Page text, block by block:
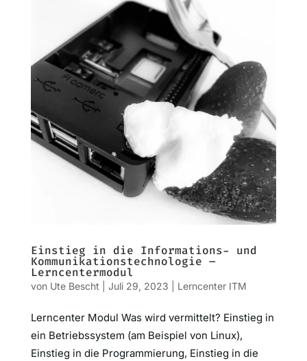
Einstieg in die Informations- und
Kommunikationstechnologie –
Lerncentermodul
von Ute Bescht Juli 29, 2023 Lerncenter ITM
Lerncenter Modul Was wird vermittelt? Einstieg in
ein Betriebssystem (am Beispiel von Linux),
Einstieg in die Programmierung, Einstieg in die